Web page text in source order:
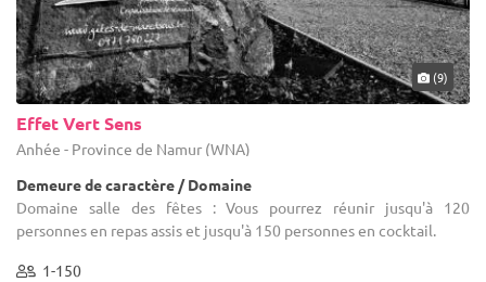
(9)
Effet Vert Sens
Anhée - Province de Namur (WNA)
Demeure de caractère / Domaine
Domaine salle des fêtes : Vous pourrez réunir jusqu'à 120
personnes en repas assis et jusqu'à 150 personnes en cocktail.
1-150